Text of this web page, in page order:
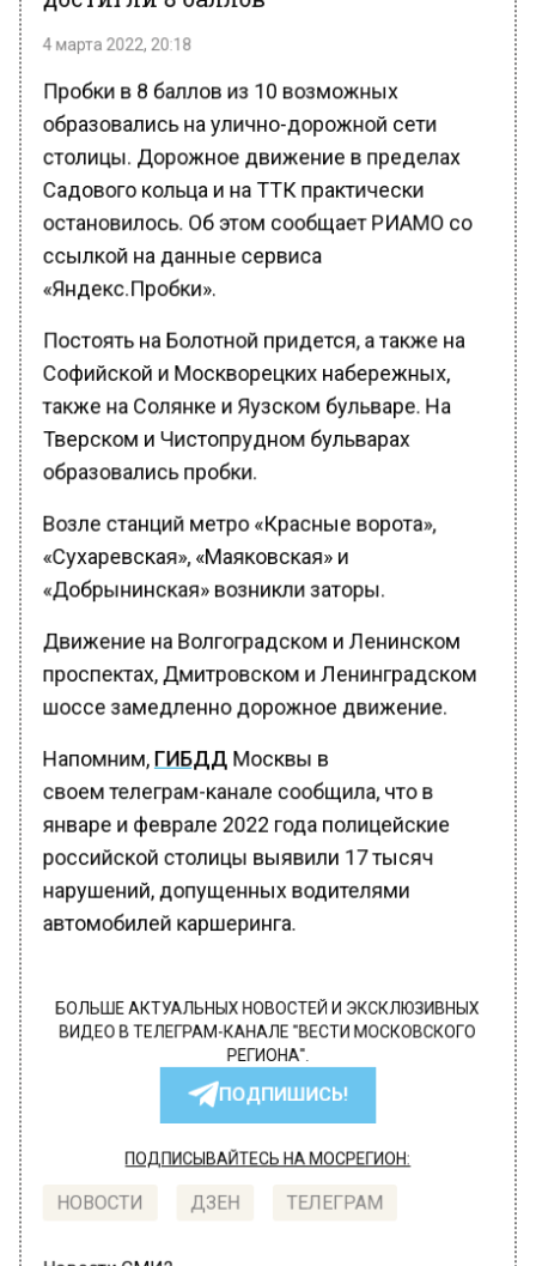
Пробки в 8 баллов из 10 возможных
образовались на улично-дорожной сети
столицы. Дорожное движение в пределах
Садового кольца и на ТТК практически
остановилось. Об этом сообщает РИАМО со
ссылкой на данные сервиса
«Яндекс.Пробки».
Постоять на Болотной придется, а также на
Софийской и Москворецких набережных,
также на Солянке и Яузском бульваре. На
Тверском и Чистопрудном бульварах
образовались пробки.
Возле станций метро «Красные ворота»,
«Сухаревская», «Маяковская» и
«Добрынинская» возникли заторы.
Движение на Волгоградском и Ленинском
проспектах, Дмитровском и Ленинградском
шоссе замедленно дорожное движение.
Напомним,ГИБДД Москвы в
своем телеграм-канале сообщила, что в
январе и феврале 2022 года полицейские
российской столицы выявили 17 тысяч
нарушений, допущенных водителями
автомобилей каршеринга.
БОЛЬШЕ АКТУАЛЬНЫХ НОВОСТЕЙ И ЭКСКЛЮЗИВНЫХ
ВИДЕО В ТЕЛЕГРАМ-КАНАЛЕ "ВЕСТИ МОСКОВСКОГО
РЕГИОНА".
ПОДПИШИСЬ!
ПОДПИСЫВАЙТЕСЬ НА МОСРЕГИОН:
НОВОСТИ ДЗЕН ТЕЛЕГРАМ